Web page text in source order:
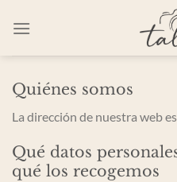
Quiénes somos
La dirección de nuestra web
Qué datos
qué los recogemos